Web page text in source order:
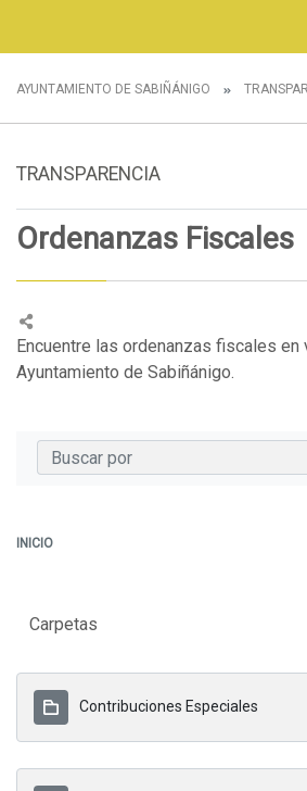
AYUNTAMIENTO DE SABIÑÁNIGO
TRANSPARENCIA
Ordenanzas Fiscales
Encuentre las ordenanzas fiscales en
Ayuntamiento de Sabiñánigo.
INICIO
Carpetas
Contribuciones Especiales